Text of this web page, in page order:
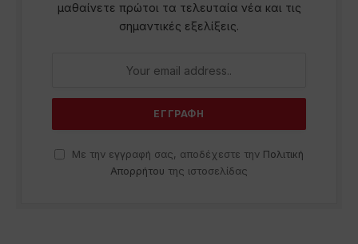
μαθαίνετε πρώτοι τα τελευταία νέα και τις
σημαντικές εξελίξεις.
Με την εγγραφή σας, αποδέχεστε την Πολιτική
Απορρήτου της ιστοσελίδας